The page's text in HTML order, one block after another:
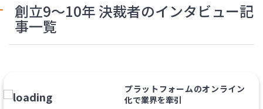
創立9〜10年 決裁者のインタビュー記
事一覧
プラットフォームのオンライン
化で業界を牽引